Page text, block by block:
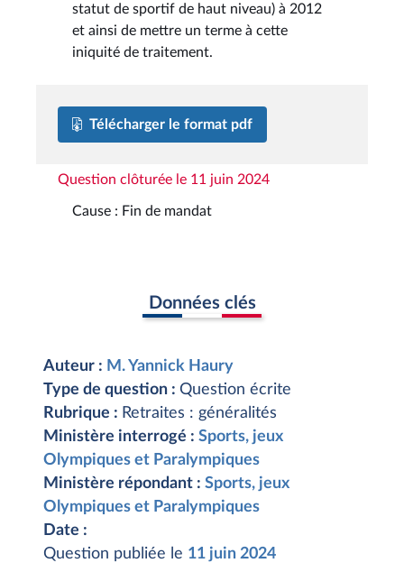
statut de sportif de haut niveau) à 2012
et ainsi de mettre un terme à cette
iniquité de traitement.
Télécharger le format pdf
Question clôturée le 11 juin 2024
Cause : Fin de mandat
Données clés
Auteur : M. Yannick Haury
Type de question : Question écrite
Rubrique : Retraites : généralités
Ministère interrogé : Sports, jeux
Olympiques et Paralympiques
Ministère répondant : Sports, jeux
Olympiques et Paralympiques
Date :
Question publiée le 11 juin 2024